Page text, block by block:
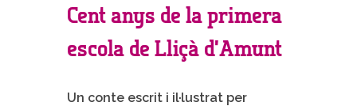
Cent anys de la primera
escola de Lliçà d’Amunt
Un conte escrit i il·lustrat per